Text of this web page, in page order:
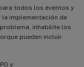
todos los eventos y
implementación de
inhabilite los
pueden incluir
y